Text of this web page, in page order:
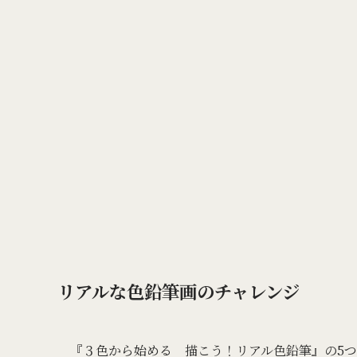
リアルな色鉛筆画のチャレンジ
『３色から始める 描こう！リアル色鉛筆』の5つ